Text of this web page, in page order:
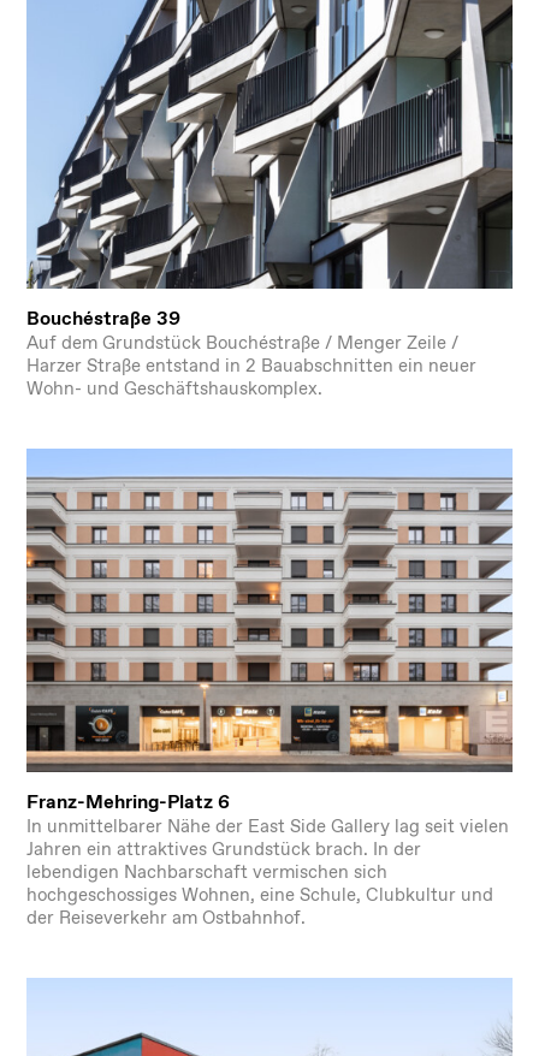
Bouchéstraße 39
Auf dem Grundstück Bouchéstraße / Menger Zeile /
Harzer Straße entstand in 2 Bauabschnitten ein neuer
Wohn- und Geschäftshauskomplex.
Franz-Mehring-Platz 6
In unmittelbarer Nähe der East Side Gallery lag seit vielen
Jahren ein attraktives Grundstück brach. In der
lebendigen Nachbarschaft vermischen sich
hochgeschossiges Wohnen, eine Schule, Clubkultur und
der Reiseverkehr am Ostbahnhof.